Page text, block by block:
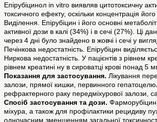
Епірубіцинол in vitro виявляв цитотоксичну
токсичного ефекту, оскільки концентрація
Виділення. Епірубіцин і його основні
активної дози в калі (34%) і в сечі (27%). Ці
через 4 дні було знайдено в жовчі і сечі у
Печінкова недостатність. Епірубіцин
Ниркова недостатність. У пацієнтів з рівнем
рівнем креатині ну в сироватці крові понад 5
Показання для застосування. Лікування
залози, прямої кишки, первинного
рефрактерного раку передміхурової залози,
Спосіб застосування та дози. Фарморубіцин
міхура, а також для профілактики рецидиву
одночасним зменшенням загальної